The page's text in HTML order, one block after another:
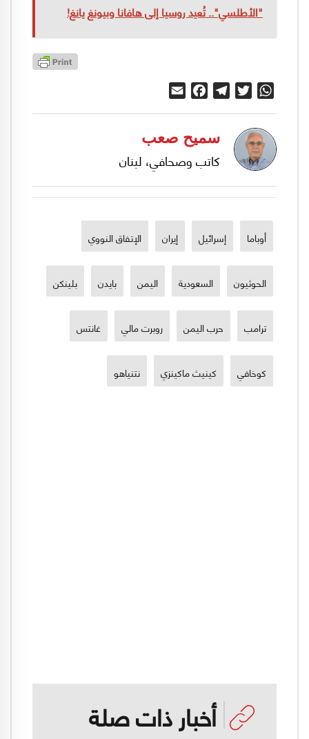
"الأطلسي".. تُعيد روسيا إلى هافانا وبيونغ يانغ!
WhatsApp
Twitter
Telegram
Facebook
سميح صعب
كاتب وصحافي، لبنان
أوباما إسرائيل إيران الإتفاق النووي
الحوثيون السعودية اليمن بايدن بلينكن
ترامب حرب اليمن روبرت مالي غانتس
كوخافي كينيث ماكينزي نتنياهو
أخبار ذات صلة